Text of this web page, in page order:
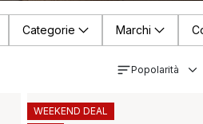
Categorie Marchi
Popolarità
WEEKEND DEAL